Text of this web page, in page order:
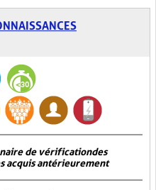
de vérification des
acquis antérieurement